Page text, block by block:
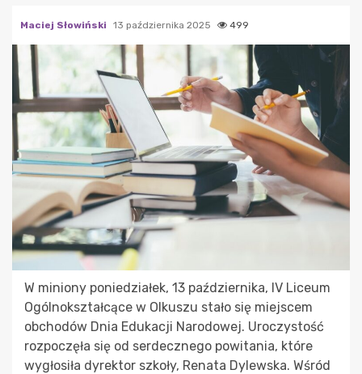
Maciej Słowiński 13 października 2025 499
W miniony poniedziałek, 13 października, IV Liceum
Ogólnokształcące w Olkuszu stało się miejscem
obchodów Dnia Edukacji Narodowej. Uroczystość
rozpoczęła się od serdecznego powitania, które
wygłosiła dyrektor szkoły, Renata Dylewska. Wśród